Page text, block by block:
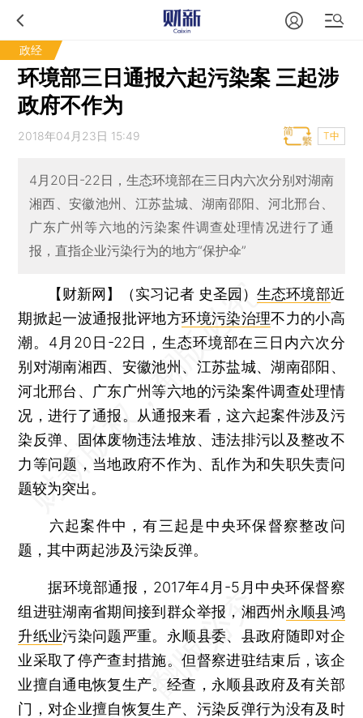
政经
环境部三日通报六起污染案 三起涉
政府不作为
2018年04月23日 15:49 T中
4月20日-22日，生态环境部在三日内六次分别对湖南
湘西、安徽池州、江苏盐城、湖南邵阳、河北邢台、
广东广州等六地的污染案件调查处理情况进行了通
报，直指企业污染行为的地方“保护伞”
【财新网】（实习记者 史圣园）生态环境部近
期掀起一波通报批评地方环境污染治理不力的小高
潮。4月20日-22日，生态环境部在三日内六次分
别对湖南湘西、安徽池州、江苏盐城、湖南邵阳、
河北邢台、广东广州等六地的污染案件调查处理情
况，进行了通报。从通报来看，这六起案件涉及污
染反弹、固体废物违法堆放、违法排污以及整改不
力等问题，当地政府不作为、乱作为和失职失责问
题较为突出。
六起案件中，有三起是中央环保督察整改问
题，其中两起涉及污染反弹。
据环境部通报，2017年4月-5月中央环保督察
组进驻湖南省期间接到群众举报，湘西州 永顺县鸿
升纸业污染问题严重。永顺县委、县政府随即对企
业采取了停产查封措施。但督察进驻结束后，该企
业擅自通电恢复生产。经查，永顺县政府及有关部
门，对企业擅自恢复生产、污染反弹行为没有及时